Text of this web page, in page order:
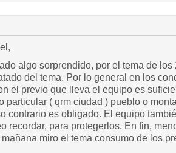
algo sorprendido, por el tema de
del tema. Por lo general en los
el previo que lleva el equipo es
particular ( qrm ciudad ) pueblo o
contrario es obligado. El equipo
recordar, para protegerlos. En fin,
miro el tema consumo de los